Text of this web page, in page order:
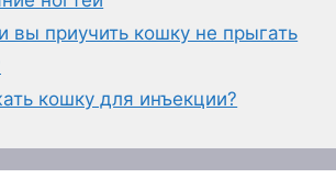
вы приучить кошку не прыгать
кошку для инъекции?